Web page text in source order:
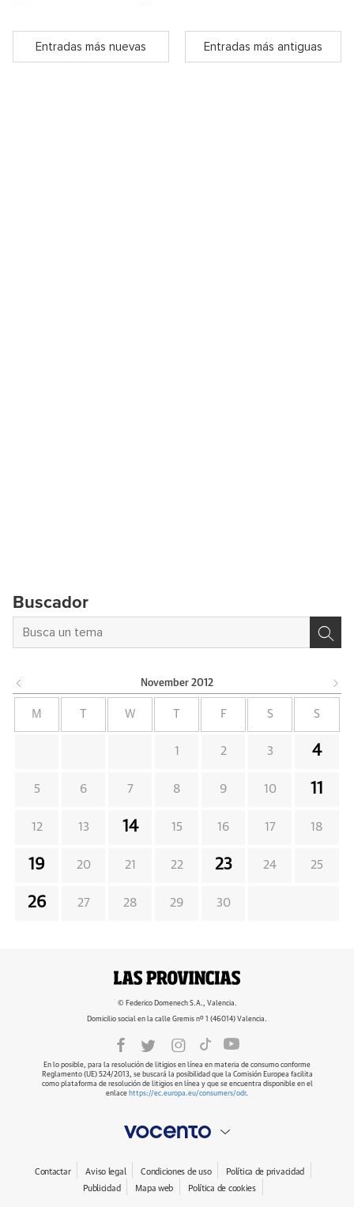
Entradas más nuevas Entradas más antiguas
Buscador
November 2012
M W F S S
1 2 3 4
5 6 7 8 9 10 11
12 13 14 15 16 17 18
19 20 21 22 23 24 25
26 27 28 29 30
© Federico Domenech S.A., Valencia.
Domicilio social en la calle Gremis nº 1 (46014) Valencia.
En lo posible, para la resolución de litigios en línea en materia de consumo conforme
Reglamento (UE) 524/2013, se buscará la posibilidad que la Comisión Europea facilita
como plataforma de resolución de litigios en línea y que se encuentra disponible en el
enlace https://ec.europa.eu/consumers/odr.
Contactar Aviso legal Condiciones de uso
Política de privacidad
Publicidad
Mapa web Política de cookies